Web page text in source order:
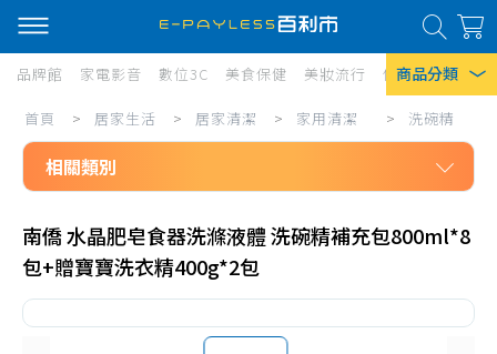
商品分類
熱門搜尋
風扇
除濕機
衛生紙
品牌館 家電影音 數位3C 美食保健 美妝流行 傢俱寢具 居
居
家
生
活/
居
家
清
首頁 > 居家生活 > 居家清潔 > 家用清潔 > 洗碗精
相關類別
居家清潔
洗碗精
南僑 水晶肥皂食器洗滌液體 洗碗精補充包800ml*8
包+贈寶寶洗衣精400g*2包